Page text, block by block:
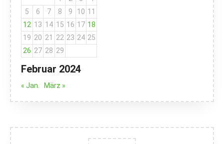
Februar 2024
5
6 7 8 9 10 11
12 13 14 15 16 17 18
19 20 21 22 23 24 25
26 27 28 29
« Jan. März »